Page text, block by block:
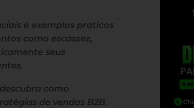
e exemplos práticos
como escassez,
seus
como
de vendas B2B.